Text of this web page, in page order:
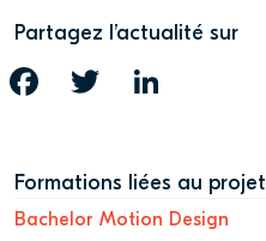
Partagez l’actualité sur
FACEBOOK TWITTER
Formations liées au projet
Bachelor Motion Design